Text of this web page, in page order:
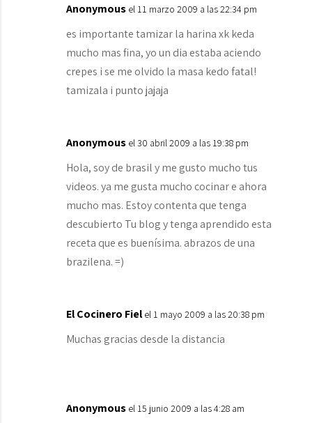
Anonymous el 11 marzo 2009 a las 22:34 pm
es importante tamizar la harina xk keda
mucho mas fina, yo un dia estaba aciendo
crepes i se me olvido la masa kedo fatal!
tamizala i punto jajaja
Anonymous el 30 abril 2009 a las 19:38 pm
Hola, soy de brasil y me gusto mucho tus
videos. ya me gusta mucho cocinar e ahora
mucho mas. Estoy contenta que tenga
descubierto Tu blog y tenga aprendido esta
receta que es buenísima. abrazos de una
brazilena. =)
El Cocinero Fiel el 1 mayo 2009 a las 20:38 pm
Muchas gracias desde la distancia
Anonymous el 15 junio 2009 a las 4:28 am